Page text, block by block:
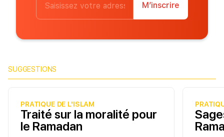
M’inscrire
SUGGESTIONS
PRATIQUE DE L'ISLAM
Traité sur la moralité pour
le Ramadan